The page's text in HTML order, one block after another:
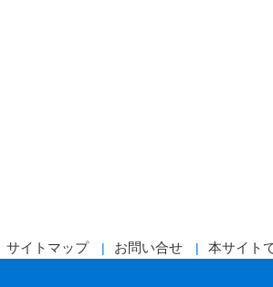
サイトマップ お問い合せ 本サイト